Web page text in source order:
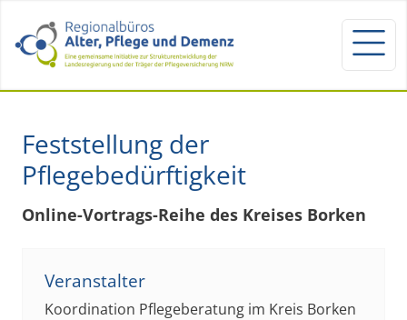
Feststellung der
Pflegebedürftigkeit
Online-Vortrags-Reihe des Kreises Borken
Veranstalter
Koordination Pflegeberatung im Kreis Borken